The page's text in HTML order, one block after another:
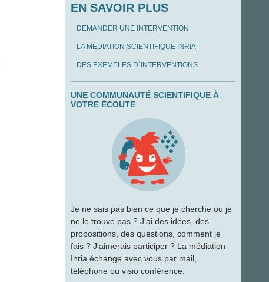
EN SAVOIR PLUS
DEMANDER UNE INTERVENTION
LA MÉDIATION SCIENTIFIQUE INRIA
DES EXEMPLES D´INTERVENTIONS
UNE COMMUNAUTÉ SCIENTIFIQUE À
VOTRE ÉCOUTE
Je ne sais pas bien ce que je cherche ou je
ne le trouve pas ? J'ai des idées, des
propositions, des questions, comment je
fais ? J'aimerais participer ? La médiation
Inria échange avec vous par mail,
téléphone ou visio conférence.